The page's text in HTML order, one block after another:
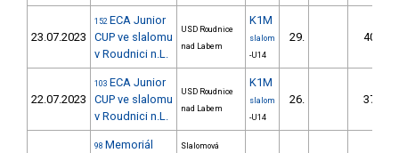
23.07.2023
152 ECA Junior
CUP ve slalomu
v Roudnici n.L.
USD Roudnice
nad Labem
K1M
slalom
-U14
29. 40.13
22.07.2023
103 ECA Junior
CUP ve slalomu
v Roudnici n.L.
USD Roudnice
nad Labem
K1M
slalom
-U14
26. 37.91
98 Memoriál
Slalomová